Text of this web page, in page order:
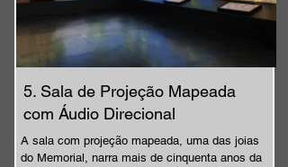
5. Sala de Projeção Mapeada
com Áudio Direcional
A sala com projeção mapeada, uma das joias
do Memorial, narra mais de cinquenta anos da